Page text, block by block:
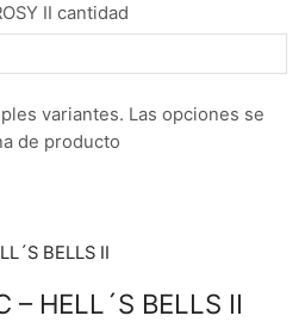
II cantidad
variantes. Las opciones se
de producto
– HELL´S BELLS II